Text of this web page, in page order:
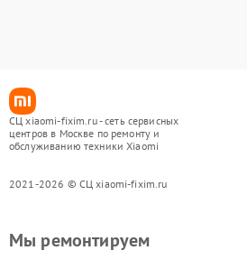
СЦ xiaomi-fixim.ru - сеть сервисных
центров в Москве по ремонту и
обслуживанию техники Xiaomi
2021-2026 © СЦ xiaomi-fixim.ru
Мы ремонтируем